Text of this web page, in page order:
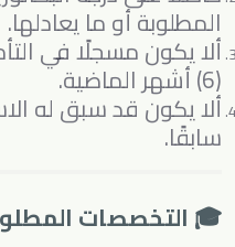
المطلوبة أو ما يعادلها.
ألا يكون مسجلًا في
(6) أشهر الماضية.
ألا يكون قد سبق له
سابقًا.
🎓 التخصصات